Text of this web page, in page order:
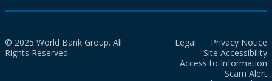
© 2025 World Bank Group. All
Rights Reserved.
Legal
Privacy Notice
Site Accessibility
Access to Information
Scam Alert